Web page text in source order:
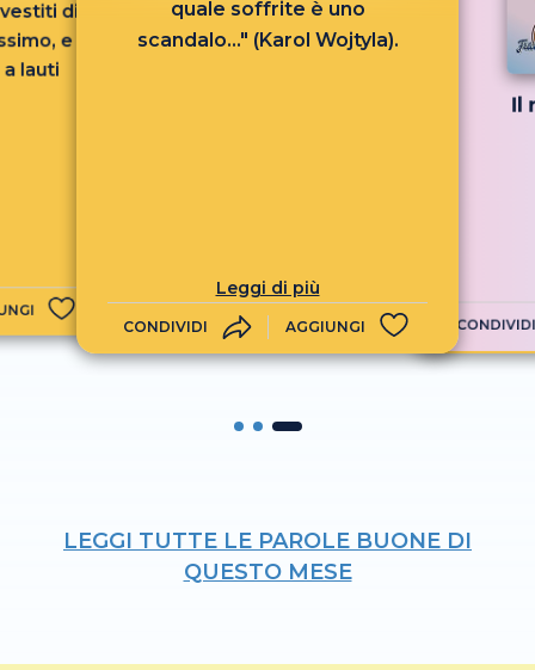
di
e
lauti
quale soffrite è uno
scandalo..." (Karol Wojtyla).
Leggi di più
CONDIVIDI AGGIUNGI
Il
CONDIVIDI
LEGGI TUTTE LE PAROLE BUONE DI
QUESTO MESE